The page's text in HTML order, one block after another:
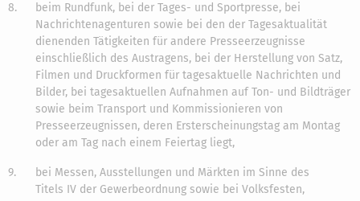
8.
beim Rundfunk, bei der Tages- und Sportpresse, bei
Nachrichtenagenturen sowie bei den der Tagesaktualität
dienenden Tätigkeiten für andere Presseerzeugnisse
einschließlich des Austragens, bei der Herstellung von Satz,
Filmen und Druckformen für tagesaktuelle Nachrichten und
Bilder, bei tagesaktuellen Aufnahmen auf Ton- und Bildträger
sowie beim Transport und Kommissionieren von
Presseerzeugnissen, deren Ersterscheinungstag am Montag
oder am Tag nach einem Feiertag liegt,
9.
bei Messen, Ausstellungen und Märkten im Sinne des
Titels IV der Gewerbeordnung sowie bei Volksfesten,